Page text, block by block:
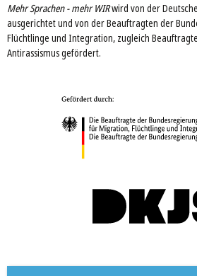
Mehr Sprachen - mehr WIRwird von der
ausgerichtet und von der Beauftragten der
Flüchtlinge und Integration, zugleich
Antirassismus gefördert.